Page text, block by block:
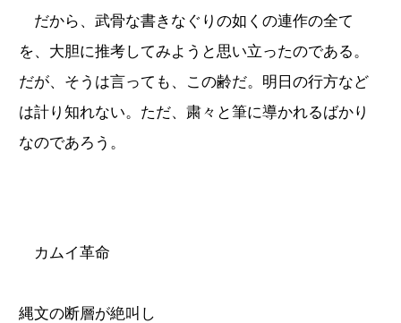
だから、武骨な書きなぐりの如くの連作の全て
を、大胆に推考してみようと思い立ったのである。
だが、そうは言っても、この齢だ。明日の行方など
は計り知れない。ただ、粛々と筆に導かれるばかり
なのであろう。
カムイ革命
縄文の断層が絶叫し